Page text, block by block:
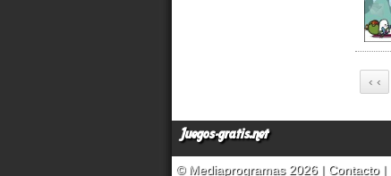
‹ ‹
Juegos-gratis.net
© Mediaprogramas 2026 | Contacto |